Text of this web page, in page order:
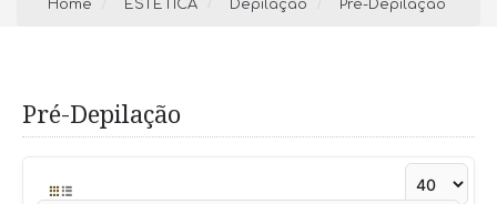
Home ESTÉTICA Depilação Pré-Depilação
Pré-Depilação